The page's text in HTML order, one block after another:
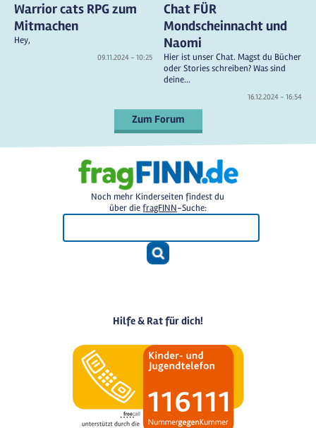
Warrior cats RPG zum
Mitmachen
Hey,
09.11.2024 - 10:25
Chat FÜR
Mondscheinnacht und
Naomi
Hier ist unser Chat. Magst du Bücher
oder Stories schreiben? Was sind
deine...
16.12.2024 - 16:54
Zum Forum
Noch mehr Kinderseiten findest du
über diefragFINN-Suche:
Hilfe & Rat für dich!